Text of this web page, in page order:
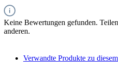
Keine Bewertungen gefunden.
anderen.
Verwandte Produkte zu